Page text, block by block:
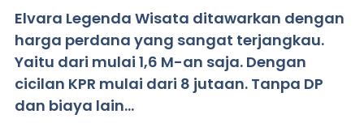
Elvara Legenda Wisata ditawarkan dengan
harga perdana yang sangat terjangkau.
Yaitu dari mulai 1,6 M-an saja. Dengan
cicilan KPR mulai dari 8 jutaan. Tanpa DP
dan biaya lain…